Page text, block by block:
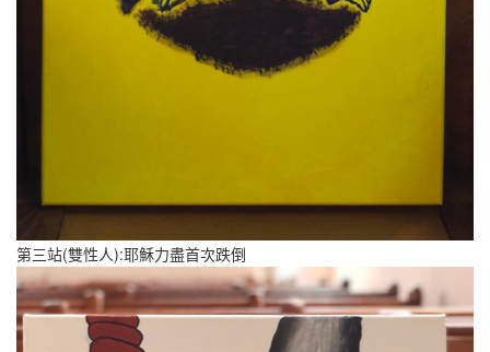
第三站(雙性人):耶穌力盡首次跌倒